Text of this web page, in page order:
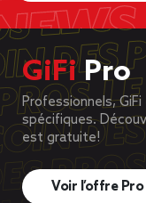
GiFiPro
Professionnels,
spécifiques.
est gratuite!
Voir l’offre Pro